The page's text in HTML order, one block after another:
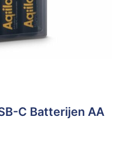
C Batterijen AA